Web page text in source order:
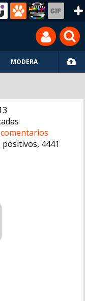
MODERA
positivos, 4441